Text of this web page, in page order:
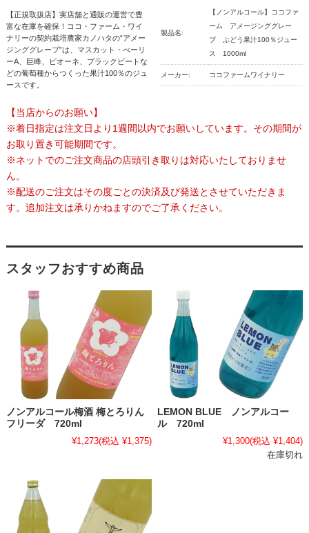
【正規取扱店】実店舗と通販の運営で豊
富な在庫を確保！ココ・ファーム・ワイ
ナリーの契約栽培農家カノハタの“アメー
ジンググレープ”は、マスカット・べーリ
ーA、巨峰、ピオーネ、ブラックビートな
どの葡萄種からつくった果汁100％のジュ
ースです。
製品名:
【ノンアルコール】ココファ
ーム アメージンググレー
プ ぶどう果汁100％ジュー
ス 1000ml
メーカー: ココファームワイナリー
【当店からのお願い】
※着日指定は注文日より1週間以内でお願いしています。その期間が
お取り置き可能期間です。
※ネットでのご注文商品の店頭引き取りは対応いたしておりませ
ん。
※配送のご注文はその度ごとの決済及び発送とさせていただきま
す。追加注文は承りかねますのでご了承ください。
スタッフおすすめ商品
ノンアルコール梅酒 梅とろりん
フリーダ 720ml
¥1,273(税込 ¥1,375)
LEMON BLUE ノンアルコー
ル 720ml
¥1,300(税込 ¥1,404)
在庫切れ